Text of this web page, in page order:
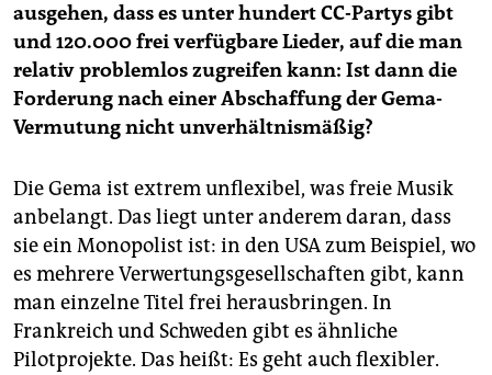
ausgehen, dass es unter hundert CC-Partys gibt
und 120.000 frei verfügbare Lieder, auf die man
relativ problemlos zugreifen kann: Ist dann die
Forderung nach einer Abschaffung der Gema-
Vermutung nicht unverhältnismäßig?
Die Gema ist extrem unflexibel, was freie Musik
anbelangt. Das liegt unter anderem daran, dass
sie ein Monopolist ist: in den USA zum Beispiel, wo
es mehrere Verwertungsgesellschaften gibt, kann
man einzelne Titel frei herausbringen. In
Frankreich und Schweden gibt es ähnliche
Pilotprojekte. Das heißt: Es geht auch flexibler.